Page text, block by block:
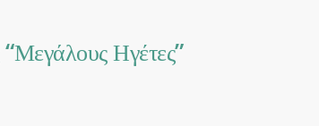
“Μεγάλους Ηγέτες”